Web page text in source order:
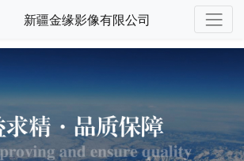
新疆金缘影像有限公司